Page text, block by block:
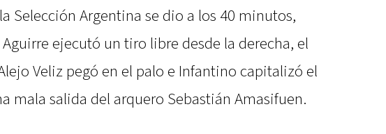
Selección Argentina se dio a los 40 minutos,
ejecutó un tiro libre desde la derecha, el
Veliz pegó en el palo e Infantino capitalizó el
mala salida del arquero Sebastián Amasifuen.